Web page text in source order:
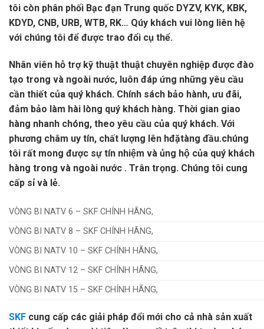
tôi còn phân phối Bạc đạn Trung quốc DYZV, KYK, KBK,
KDYD, CNB, URB, WTB, RK… Qúy khách vui lòng liên hệ
với chúng tôi để được trao đổi cụ thể.
Nhân viên hỗ trợ kỹ thuật thuật chuyên nghiệp được đào
tạo trong và ngoài nước, luôn đáp ứng những yêu cầu
cần thiết của quý khách. Chính sách bảo hành, ưu đãi,
đảm bảo làm hài lòng quý khách hàng. Thời gian giao
hàng nhanh chóng, theo yêu cầu của quý khách. Với
phương châm uy tín, chất lượng lên hđặtàng đầu.chúng
tôi rất mong được sự tín nhiệm và ủng hộ của quý khách
hàng trong và ngoài nước . Trân trọng. Chúng tôi cung
cấp sỉ và lẻ.
VÒNG BI NATV 6 – SKF CHÍNH HÃNG,
VÒNG BI NATV 8 – SKF CHÍNH HÃNG,
VÒNG BI NATV 10 – SKF CHÍNH HÃNG,
VÒNG BI NATV 12 – SKF CHÍNH HÃNG,
VÒNG BI NATV 15 – SKF CHÍNH HÃNG,
SKF cung cấp các giải pháp đổi mới cho cả nhà sản xuất